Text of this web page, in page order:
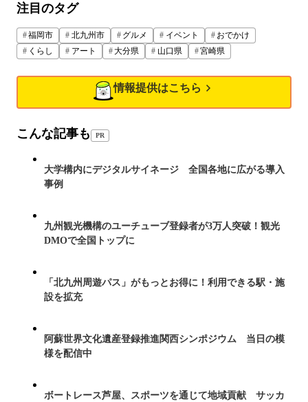
注目のタグ
福岡市 北九州市 グルメ イベント
おでかけ
くらし
アート 大分県 山口県 宮崎県
情報提供はこちら
こんな記事も PR
大学構内にデジタルサイネージ 全国各地に広がる導入
事例
九州観光機構のユーチューブ登録者が3万人突破！観光
DMOで全国トップに
「北九州周遊パス」がもっとお得に！利用できる駅・施
設を拡充
阿蘇世界文化遺産登録推進関西シンポジウム 当日の模
様を配信中
ボートレース芦屋、スポーツを通じて地域貢献 サッカ